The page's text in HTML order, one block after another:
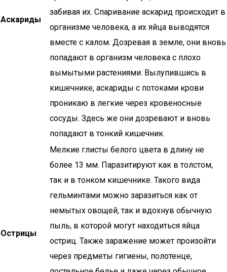
Аскариды
забивая их. Спаривание аскарид происходит в
организме человека, а их яйца выводятся
вместе с калом. Дозревая в земле, они вновь
попадают в организм человека с плохо
вымытыми растениями. Вылупившись в
кишечнике, аскариды с потоками крови
проникаю в легкие через кровеносные
сосуды. Здесь же они дозревают и вновь
попадают в тонкий кишечник.
Острицы
Мелкие глисты белого цвета в длину не
более 13 мм. Паразитируют как в толстом,
так и в тонком кишечнике. Такого вида
гельминтами можно заразиться как от
немытых овощей, так и вдохнув обычную
пыль, в которой могут находиться яйца
остриц. Также заражение может произойти
через предметы гигиены, полотенце,